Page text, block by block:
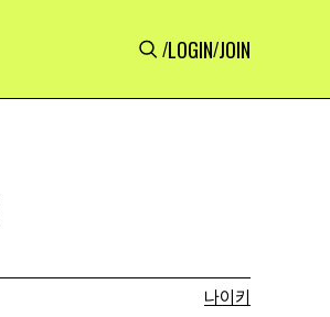
/LOGIN/JOIN
나이키